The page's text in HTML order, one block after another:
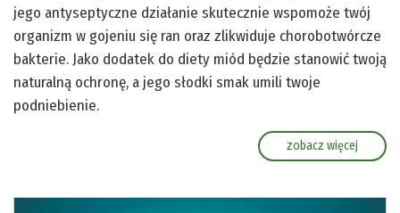
jego antyseptyczne działanie skutecznie wspomoże twój
organizm w gojeniu się ran oraz zlikwiduje chorobotwórcze
bakterie. Jako dodatek do diety miód będzie stanowić twoją
naturalną ochronę, a jego słodki smak umili twoje
podniebienie.
zobacz więcej